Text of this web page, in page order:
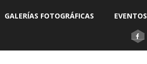
GALERÍAS FOTOGRÁFICAS EVENTOS